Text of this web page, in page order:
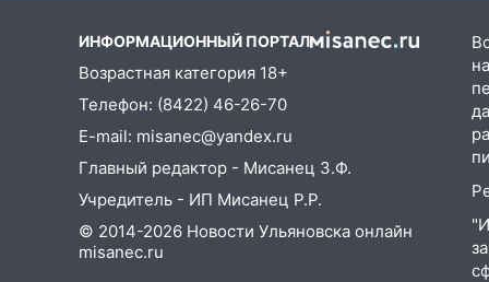
сбили над соседними
Татарстаном и Саратовской
областью
09:41 Диана Шурыгина
уверовала в Бога в СИЗО
09:35
В Ульяновске директора
фирмы будут судить за
неуплату налогов на 48 млн
рублей
ИНФОРМАЦИОННЫЙ ПОРТАЛ
Возрастная категория 18+
Телефон: (8422) 46-26-70
E-mail: misanec@yandex.ru
Главный редактор - Мисанец З.Ф.
Учредитель - ИП Мисанец Р.Р.
© 2014-2026 Новости Ульяновска онлайн
misanec.ru